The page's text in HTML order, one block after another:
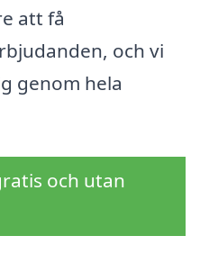
att få
och vi
genom hela
och utan